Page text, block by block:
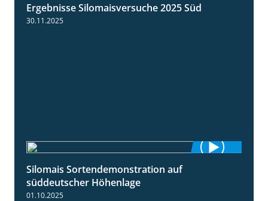
Ergebnisse Silomaisversuche 2025 Süd
30.11.2025
Silomais Sortendemonstration auf
süddeutscher Höhenlage
01.10.2025